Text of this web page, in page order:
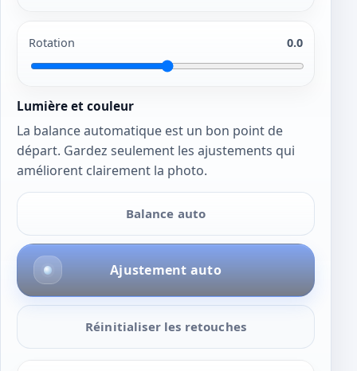
Rotation 0.0
Lumière et couleur
La balance automatique est un bon point de
départ. Gardez seulement les ajustements qui
améliorent clairement la photo.
Balance auto
Ajustement auto
Réinitialiser les retouches